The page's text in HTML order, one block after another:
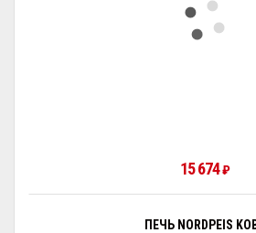
15 674₽
ПЕЧЬ NORDPEIS